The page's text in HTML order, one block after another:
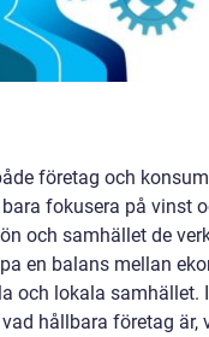
företag och
fokusera på vinst
och samhället de
en balans mellan
och lokala samhället.
hållbara företag är,